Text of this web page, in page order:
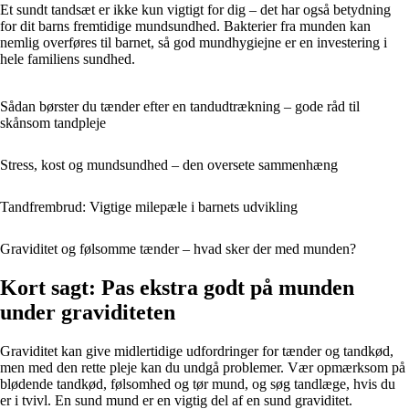
Et sundt tandsæt er ikke kun vigtigt for dig – det har også betydning
for dit barns fremtidige mundsundhed. Bakterier fra munden kan
nemlig overføres til barnet, så god mundhygiejne er en investering i
hele familiens sundhed.
Sådan børster du tænder efter en tandudtrækning – gode råd til
skånsom tandpleje
Stress, kost og mundsundhed – den oversete sammenhæng
Tandfrembrud: Vigtige milepæle i barnets udvikling
Graviditet og følsomme tænder – hvad sker der med munden?
Kort sagt: Pas ekstra godt på munden
under graviditeten
Graviditet kan give midlertidige udfordringer for tænder og tandkød,
men med den rette pleje kan du undgå problemer. Vær opmærksom på
blødende tandkød, følsomhed og tør mund, og søg tandlæge, hvis du
er i tvivl. En sund mund er en vigtig del af en sund graviditet.